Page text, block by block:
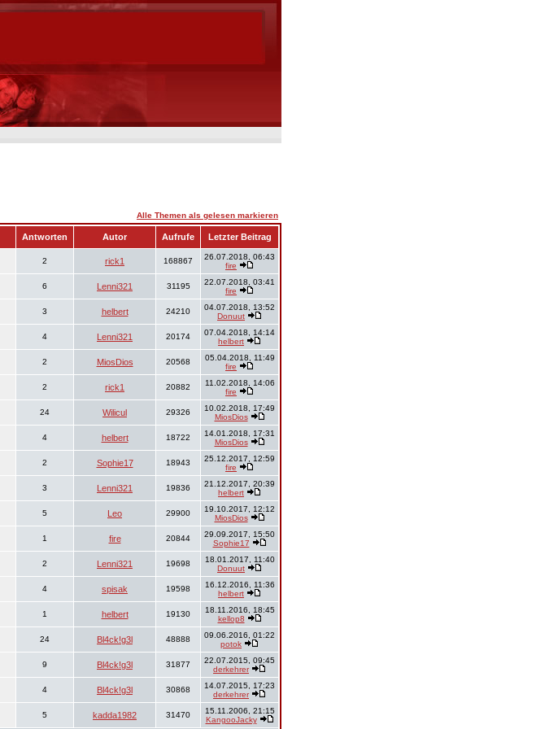
Alle Themen als gelesen markieren
Antworten Autor Aufrufe Letzter Beitrag
2 rick1 168867
26.07.2018, 06:43
fire
6 Lenni321 31195
22.07.2018, 03:41
fire
3 helbert 24210
04.07.2018, 13:52
Donuut
4 Lenni321 20174
07.04.2018, 14:14
helbert
2 MiosDios 20568
05.04.2018, 11:49
fire
2 rick1 20882
11.02.2018, 14:06
fire
24 Wilicul 29326
10.02.2018, 17:49
MiosDios
4 helbert 18722
14.01.2018, 17:31
MiosDios
2 Sophie17 18943
25.12.2017, 12:59
fire
3 Lenni321 19836
21.12.2017, 20:39
helbert
5 Leo 29900
19.10.2017, 12:12
MiosDios
1 fire 20844
29.09.2017, 15:50
Sophie17
2 Lenni321 19698
18.01.2017, 11:40
Donuut
4 spisak 19598
16.12.2016, 11:36
helbert
1 helbert 19130
18.11.2016, 18:45
kellop8
24 Bl4ck!g3l 48888
09.06.2016, 01:22
potok
9 Bl4ck!g3l 31877
22.07.2015, 09:45
derkehrer
4 Bl4ck!g3l 30868
14.07.2015, 17:23
derkehrer
5 kadda1982 31470
15.11.2006, 21:15
KangooJacky